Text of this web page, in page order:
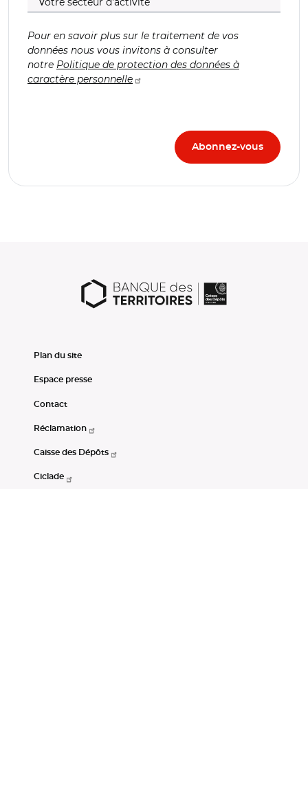
Pour en savoir plus sur le traitement de vos
données nous vous invitons à consulter
notre Politique de protection des données à
caractère personnelle
Plan du site
Espace presse
Contact
Réclamation
Caisse des Dépôts
Ciclade